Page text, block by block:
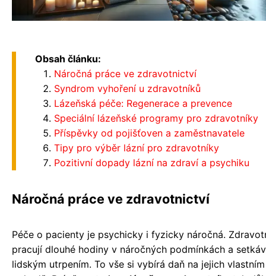
Obsah článku:
Náročná práce ve zdravotnictví
Syndrom vyhoření u zdravotníků
Lázeňská péče: Regenerace a prevence
Speciální lázeňské programy pro zdravotníky
Příspěvky od pojišťoven a zaměstnavatele
Tipy pro výběr lázní pro zdravotníky
Pozitivní dopady lázní na zdraví a psychiku
Náročná práce ve zdravotnictví
Péče o pacienty je psychicky i fyzicky náročná.
pracují dlouhé hodiny v náročných podmínkách a
lidským utrpením. To vše si vybírá daň na jejich